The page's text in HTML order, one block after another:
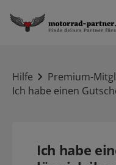
Hilfe
Premium-
Ich habe einen
Ich habe